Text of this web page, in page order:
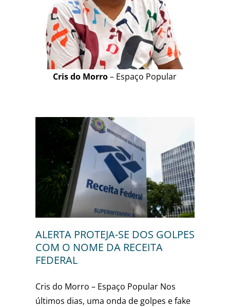
Cris do Morro– Espaço Popular
ALERTA PROTEJA-SE DOS GOLPES
COM O NOME DA RECEITA
FEDERAL
Cris do Morro – Espaço Popular Nos
últimos dias, uma onda de golpes e fake